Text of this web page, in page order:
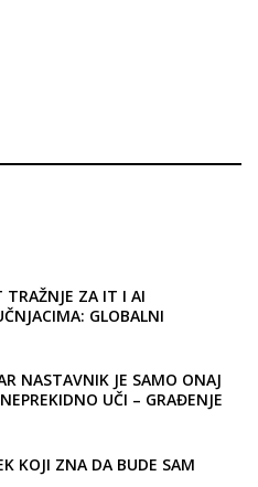
TRAŽNJE ZA IT I AI
GLOBALNI
NASTAVNIK JE SAMO ONAJ
UČI – GRAĐENJE
KOJI ZNA DA BUDE SAM